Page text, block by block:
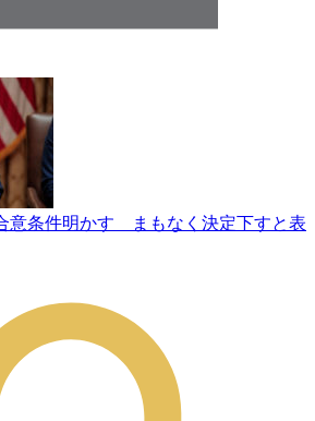
意条件明かす まもなく決定下すと表